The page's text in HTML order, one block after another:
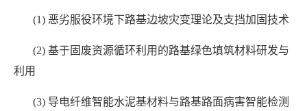
(1) 恶劣服役环境下路基边坡灾变理论及支挡加固技术
(2) 基于固废资源循环利用的路基绿色填筑材料研发与
利用
(3) 导电纤维智能水泥基材料与路基路面病害智能检测